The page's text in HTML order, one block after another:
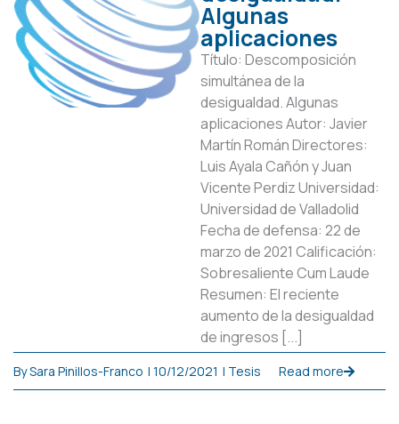
Algunas
aplicaciones
Título: Descomposición
simultánea de la
desigualdad. Algunas
aplicaciones Autor: Javier
Martín Román Directores:
Luis Ayala Cañón y Juan
Vicente Perdiz Universidad:
Universidad de Valladolid
Fecha de defensa: 22 de
marzo de 2021 Calificación:
Sobresaliente Cum Laude
Resumen: El reciente
aumento de la desigualdad
de ingresos [...]
BySara Pinillos-Franco | 10/12/2021 | Tesis Read more